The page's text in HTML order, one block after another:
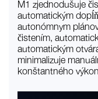
M1 zjednodušuje
automatickým
autonómnym
čistením,
automatickým
minimalizuje
konštantného